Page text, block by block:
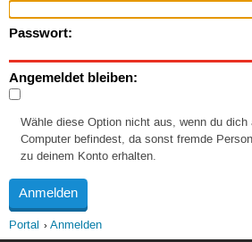
Passwort:
Angemeldet bleiben:
Wähle diese Option nicht aus, wenn du
Computer befindest, da sonst fremde
zu deinem Konto erhalten.
Portal Anmelden